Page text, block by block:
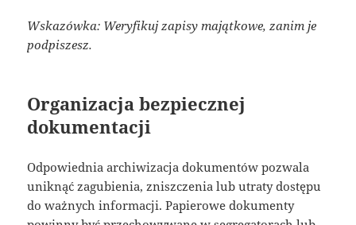
Wskazówka: Weryfikuj zapisy majątkowe, zanim je
podpiszesz.
Organizacja bezpiecznej
dokumentacji
Odpowiednia archiwizacja dokumentów pozwala
uniknąć zagubienia, zniszczenia lub utraty dostępu
do ważnych informacji. Papierowe dokumenty